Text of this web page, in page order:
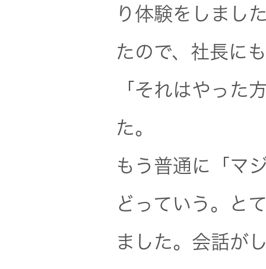
頭外定位
個人のお
客様 トッ
プ
り体験をしまし
たので、社長に
「それはやった
た。
もう普通に「マ
どっていう。と
ました。会話が